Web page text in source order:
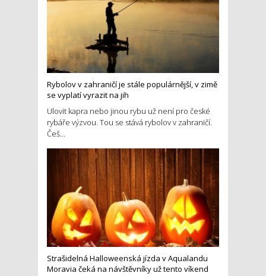
Rybolov v zahraničí je stále populárnější, v zimě
se vyplatí vyrazit na jih
Ulovit kapra nebo jinou rybu už není pro české
rybáře výzvou. Tou se stává rybolov v zahraničí.
Češ...
Strašidelná Halloweenská jízda v Aqualandu
Moravia čeká na návštěvníky už tento víkend